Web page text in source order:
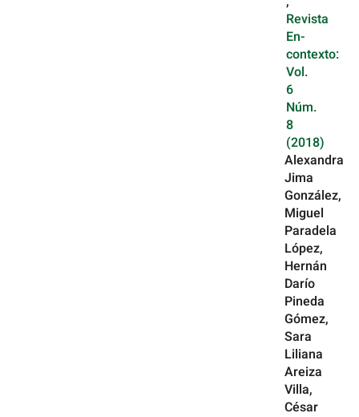
Revista
En-
contexto:
Vol.
6
Núm.
8
(2018)
Alexandra
Jima
González,
Miguel
Paradela
López,
Hernán
Darío
Pineda
Gómez,
Sara
Liliana
Areiza
Villa,
César